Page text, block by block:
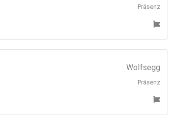
Präsenz
Wolfsegg
Präsenz